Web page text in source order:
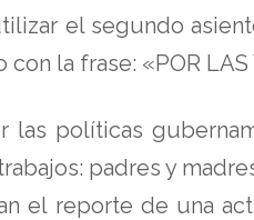
el segundo
la frase: «POR LAS
las políticas
padres y
el reporte de una